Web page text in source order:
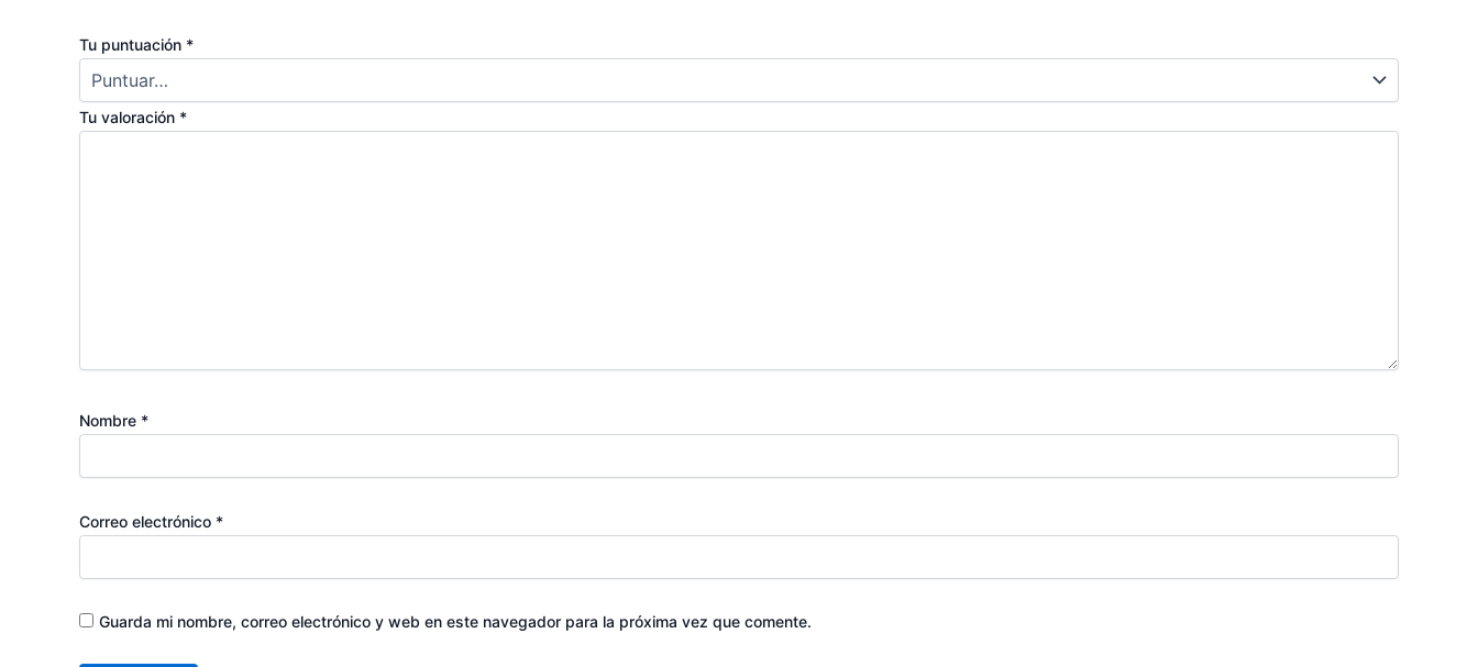
Tu puntuación *
Tu valoración *
Nombre *
Correo electrónico *
Guarda mi nombre, correo electrónico y web en este navegador para la próxima vez que comente.